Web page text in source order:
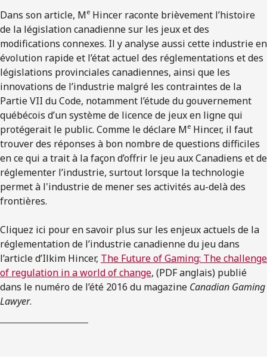
Dans son article, Me Hincer raconte brièvement l’histoire
de la législation canadienne sur les jeux et des
modifications connexes. Il y analyse aussi cette industrie en
évolution rapide et l’état actuel des réglementations et des
législations provinciales canadiennes, ainsi que les
innovations de l’industrie malgré les contraintes de la
Partie VII du Code, notamment l’étude du gouvernement
québécois d’un système de licence de jeux en ligne qui
protégerait le public. Comme le déclare Me Hincer, il faut
trouver des réponses à bon nombre de questions difficiles
en ce qui a trait à la façon d’offrir le jeu aux Canadiens et de
réglementer l’industrie, surtout lorsque la technologie
permet à l'industrie de mener ses activités au-delà des
frontières.
Cliquez ici pour en savoir plus sur les enjeux actuels de la
réglementation de l’industrie canadienne du jeu dans
l’article d’Ilkim Hincer, The Future of Gaming: The challenge
of regulation in a world of change, (PDF anglais) publié
dans le numéro de l’été 2016 du magazine Canadian Gaming
Lawyer.